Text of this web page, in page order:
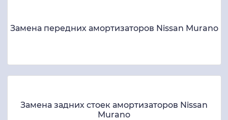
Замена передних амортизаторов Nissan Murano
Замена задних стоек амортизаторов Nissan
Murano